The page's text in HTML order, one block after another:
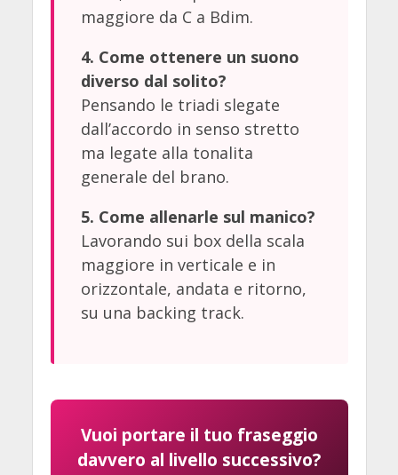
maggiore da C a Bdim.
4. Come ottenere un suono
diverso dal solito?
Pensando le triadi slegate
dall’accordo in senso stretto
ma legate alla tonalita
generale del brano.
5. Come allenarle sul manico?
Lavorando sui box della scala
maggiore in verticale e in
orizzontale, andata e ritorno,
su una backing track.
Vuoi portare il tuo fraseggio
davvero al livello successivo?